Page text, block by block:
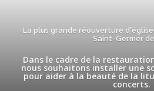
La plus grande réouverture
Saint-Germer
Dans le cadre de la
nous souhaitons installer une
pour aider à la beauté de la
concerts.